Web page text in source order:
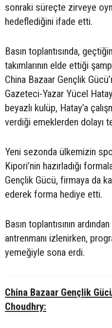
sonraki süreçte zirveye
hedeflediğini ifade etti.
Basın toplantısında,
takımlarının elde ettiği
China Bazaar Gençlik
Gazeteci-Yazar Yücel
beyazlı kulüp, Hatay’a
verdiği emeklerden dolayı
Yeni sezonda ülkemizin
Kipori’nin hazırladığı
Gençlik Gücü, firmaya da
ederek forma hediye etti.
Basın toplantısının
antrenmanı izlenirken,
yemeğiyle sona erdi.
China Bazaar Gençlik
Choudhry: